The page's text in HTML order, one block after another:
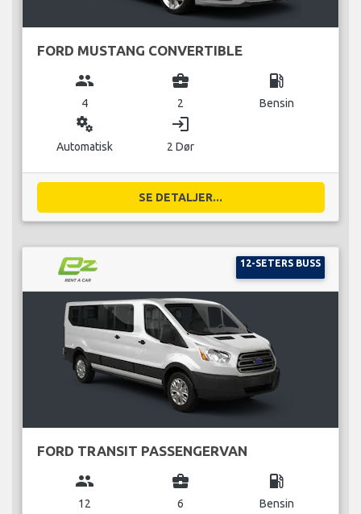
FORD MUSTANG CONVERTIBLE
group
4
business_center
2
local_gas_station
Bensin
miscellaneous_services
Automatisk
login
2 Dør
SE DETALJER...
12-SETERS BUSS
FORD TRANSIT PASSENGERVAN
group
12
business_center
6
local_gas_station
Bensin